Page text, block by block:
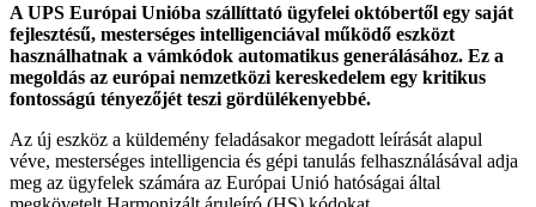
A UPS Európai Unióba szállíttató ügyfelei októbertől egy saját
fejlesztésű, mesterséges intelligenciával működő eszközt
használhatnak a vámkódok automatikus generálásához. Ez a
megoldás az európai nemzetközi kereskedelem egy kritikus
fontosságú tényezőjét teszi gördülékenyebbé.
Az új eszköz a küldemény feladásakor megadott leírását alapul
véve, mesterséges intelligencia és gépi tanulás felhasználásával adja
meg az ügyfelek számára az Európai Unió hatóságai által